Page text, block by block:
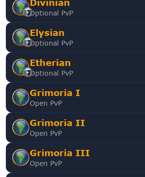
Divinian
Optional PvP
Elysian
Optional PvP
Etherian
Optional PvP
Grimoria I
Open PvP
Grimoria II
Open PvP
Grimoria III
Open PvP